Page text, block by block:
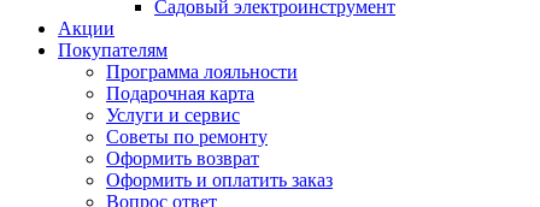
Садовый электроинструмент
Акции
Покупателям
Программа лояльности
Подарочная карта
Услуги и сервис
Советы по ремонту
Оформить возврат
Оформить и оплатить заказ
Вопрос ответ